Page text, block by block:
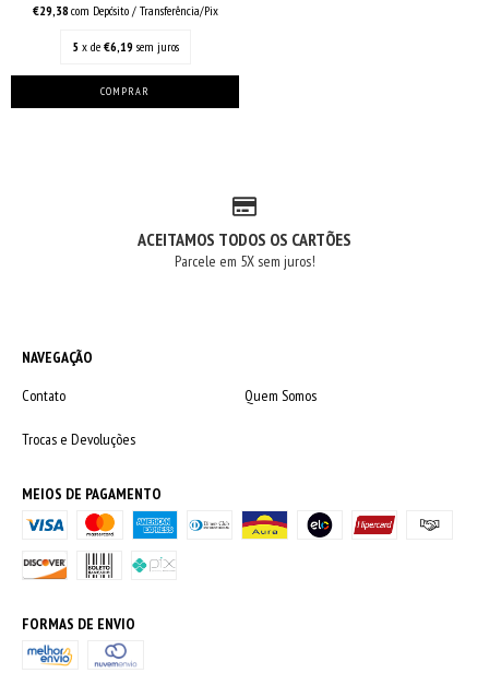
€29,38 com Depósito / Transferência/Pix
5 x de €6,19 sem juros
ACEITAMOS TODOS OS CARTÕES
Parcele em 5X sem juros!
NAVEGAÇÃO
Contato
Quem Somos
Trocas e Devoluções
MEIOS DE PAGAMENTO
FORMAS DE ENVIO